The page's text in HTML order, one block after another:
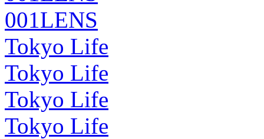
001LENS
Tokyo Life
Tokyo Life
Tokyo Life
Tokyo Life